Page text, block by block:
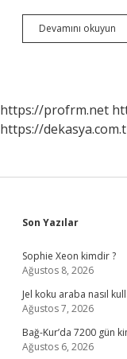
Devamını okuyun
https://profrm.net
https://
Sidebar
Son Yazılar
Sophie Xeon kimdir ?
Ağustos 8, 2026
Jel koku araba nasıl
Ağustos 7, 2026
Bağ-Kur’da 7200 gün
Ağustos 6, 2026